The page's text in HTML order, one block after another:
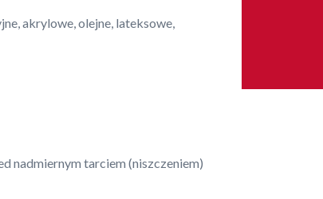
akrylowe, olejne, lateksowe,
nadmiernym tarciem (niszczeniem)